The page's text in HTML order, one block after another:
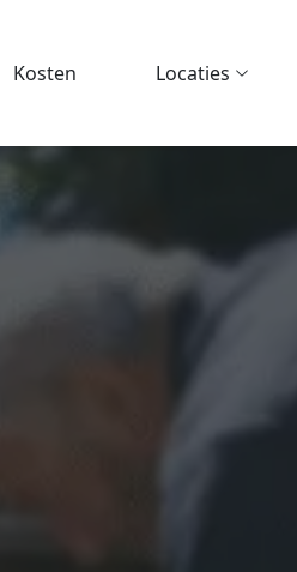
Kosten Locaties